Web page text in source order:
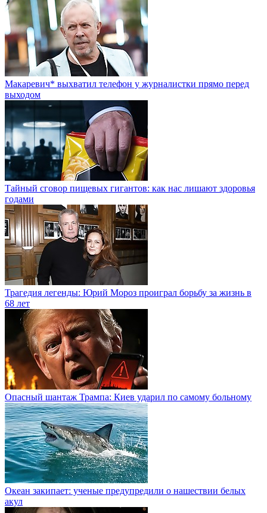
Макаревич* выхватил телефон у журналистки прямо перед
выходом
Тайный сговор пищевых гигантов: как нас лишают здоровья
годами
Трагедия легенды: Юрий Мороз проиграл борьбу за жизнь в
68 лет
Опасный шантаж Трампа: Киев ударил по самому больному
Океан закипает: ученые предупредили о нашествии белых
акул